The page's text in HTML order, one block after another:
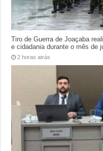
Tiro de Guerra de Joaçaba
e cidadania durante o mês de
2 horas atrás